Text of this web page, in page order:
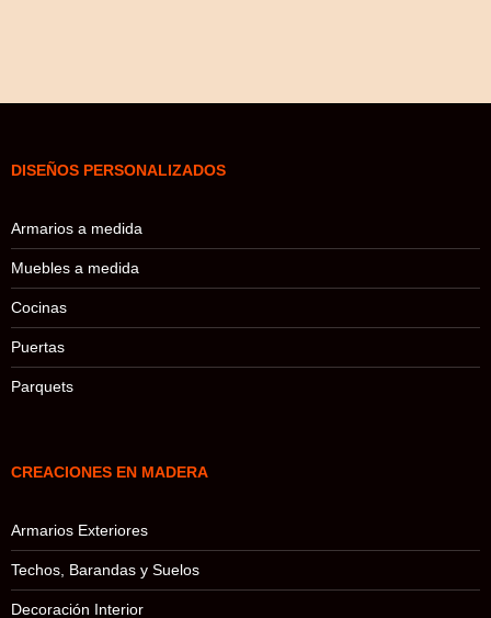
DISEÑOS PERSONALIZADOS
Armarios a medida
Muebles a medida
Cocinas
Puertas
Parquets
CREACIONES EN MADERA
Armarios Exteriores
Techos, Barandas y Suelos
Decoración Interior